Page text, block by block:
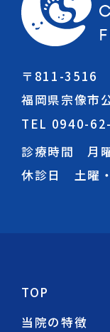
〒811-3516
福岡県宗像市
TEL 0940-
診療時間 月
休診日 土曜
TOP
当院の特徴